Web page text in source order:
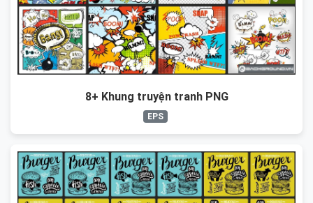
8+ Khung truyện tranh PNG
EPS